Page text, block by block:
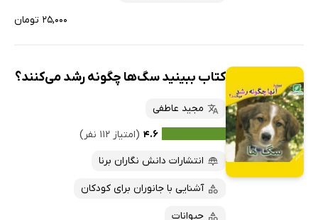
۲۵,۰۰۰ تومان
کتاب ببینید سگ‌ها چگونه رشد می‌کنند؟
مجید عاطفی
۴.۶ (امتیاز ۱۱۲ نفر)
انتشارات دانش نگاران برنا
آشنایی با جانوران برای کودکان
حیوانات